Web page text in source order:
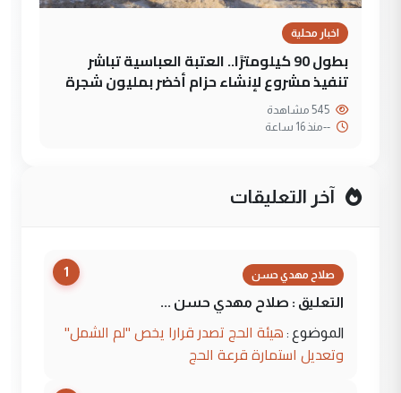
اخبار محلية
بطول 90 كيلومترًا.. العتبة العباسية تباشر
تنفيذ مشروع لإنشاء حزام أخضر بمليون شجرة
--منذ 16 ساعة
آخر التعليقات
1 صلاح مهدي حسن
التعليق : صلاح مهدي حسن ...
الموضوع : هيئة الحج تصدر قرارا يخص "لم الشمل"
وتعديل استمارة قرعة الحج